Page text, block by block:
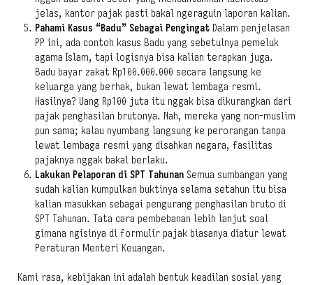
jelas, kantor pajak pasti bakal ngeraguin laporan kalian.
Pahami Kasus “Badu” Sebagai Pengingat Dalam penjelasan
PP ini, ada contoh kasus Badu yang sebetulnya pemeluk
agama Islam, tapi logisnya bisa kalian terapkan juga.
Badu bayar zakat Rp100.000.000 secara langsung ke
keluarga yang berhak, bukan lewat lembaga resmi.
Hasilnya? Uang Rp100 juta itu nggak bisa dikurangkan dari
pajak penghasilan brutonya. Nah, mereka yang non-muslim
pun sama; kalau nyumbang langsung ke perorangan tanpa
lewat lembaga resmi yang disahkan negara, fasilitas
pajaknya nggak bakal berlaku.
Lakukan Pelaporan di SPT Tahunan Semua sumbangan yang
sudah kalian kumpulkan buktinya selama setahun itu bisa
kalian masukkan sebagai pengurang penghasilan bruto di
SPT Tahunan. Tata cara pembebanan lebih lanjut soal
gimana ngisinya di formulir pajak biasanya diatur lewat
Peraturan Menteri Keuangan.
Kami rasa, kebijakan ini adalah bentuk keadilan sosial yang